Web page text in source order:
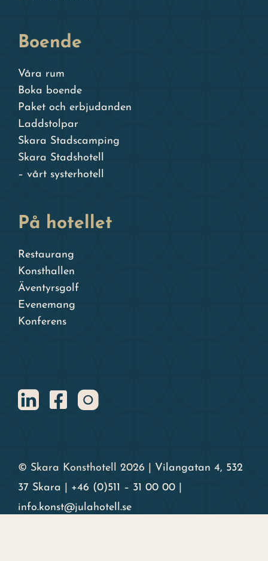
Boende
Våra rum
Boka boende
Paket och erbjudanden
Laddstolpar
Skara Stadscamping
Skara Stadshotell
– vårt systerhotell
På hotellet
Restaurang
Konsthallen
Äventyrsgolf
Evenemang
Konferens
© Skara Konsthotell 2026 | Vilangatan 4, 532
37 Skara
+46 (0)511 – 31 00 00
info.konst@julahotell.se